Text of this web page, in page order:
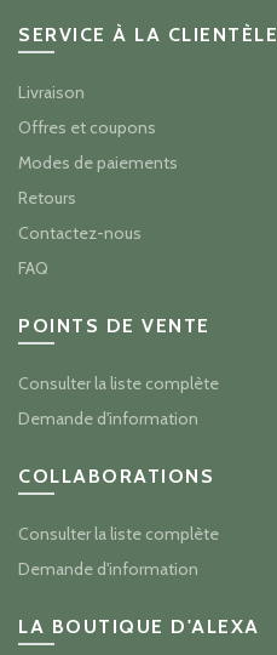
SERVICE À LA CLIENTÈLE
Livraison
Offres et coupons
Modes de paiements
Retours
Contactez-nous
FAQ
POINTS DE VENTE
Consulter la liste complète
Demande d'information
COLLABORATIONS
Consulter la liste complète
Demande d'information
LA BOUTIQUE D'ALEXA